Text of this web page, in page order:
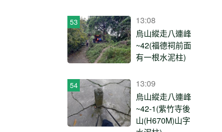
13:08
烏山縱走八連峰
~42(福德祠前面
有一根水泥柱)
13:09
烏山縱走八連峰
~42-1(紫竹寺後
山(H670M)山字